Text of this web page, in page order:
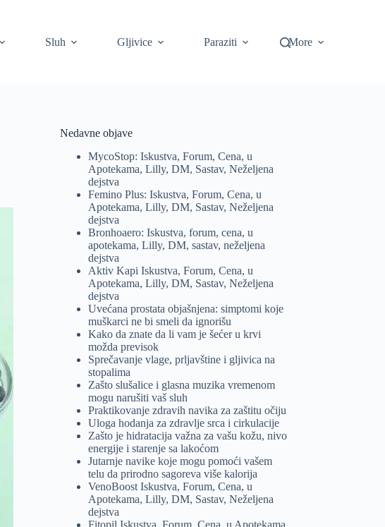
Sluh Gljivice Paraziti More
Nedavne objave
MycoStop: Iskustva, Forum, Cena, u
Apotekama, Lilly, DM, Sastav, Neželjena
dejstva
Femino Plus: Iskustva, Forum, Cena, u
Apotekama, Lilly, DM, Sastav, Neželjena
dejstva
Bronhoaero: Iskustva, forum, cena, u
apotekama, Lilly, DM, sastav, neželjena
dejstva
Aktiv Kapi Iskustva, Forum, Cena, u
Apotekama, Lilly, DM, Sastav, Neželjena
dejstva
Uvećana prostata objašnjena: simptomi koje
muškarci ne bi smeli da ignorišu
Kako da znate da li vam je šećer u krvi
možda previsok
Sprečavanje vlage, prljavštine i gljivica na
stopalima
Zašto slušalice i glasna muzika vremenom
mogu narušiti vaš sluh
Praktikovanje zdravih navika za zaštitu očiju
Uloga hodanja za zdravlje srca i cirkulacije
Zašto je hidratacija važna za vašu kožu, nivo
energije i starenje sa lakoćom
Jutarnje navike koje mogu pomoći vašem
telu da prirodno sagoreva više kalorija
VenoBoost Iskustva, Forum, Cena, u
Apotekama, Lilly, DM, Sastav, Neželjena
dejstva
Fitopil Iskustva, Forum, Cena, u Apotekama,